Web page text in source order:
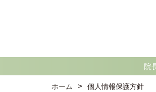
院
ホーム 個人情報保護方針